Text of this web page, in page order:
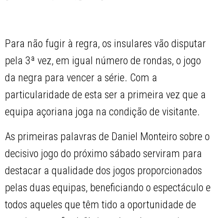
Para não fugir à regra, os insulares vão disputar
pela 3ª vez, em igual número de rondas, o jogo
da negra para vencer a série. Com a
particularidade de esta ser a primeira vez que a
equipa açoriana joga na condição de visitante.
As primeiras palavras de Daniel Monteiro sobre o
decisivo jogo do próximo sábado serviram para
destacar a qualidade dos jogos proporcionados
pelas duas equipas, beneficiando o espectáculo e
todos aqueles que têm tido a oportunidade de